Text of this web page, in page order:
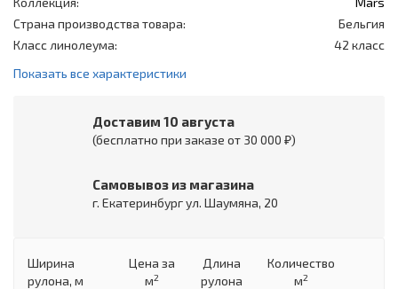
Страна производства товара:
Бельгия
Класс линолеума:
42 класс
Показать все характеристики
Доставим 10 августа
(бесплатно при заказе от 30 000 ₽)
Самовывоз из магазина
г. Екатеринбург ул. Шаумяна, 20
Ширина
рулона, м
Цена за
м2
Длина
рулона
Количество
м2